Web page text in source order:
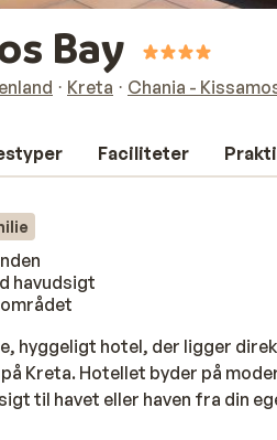
Bay
Kreta Chania -
Faciliteter
havudsigt
hyggeligt hotel, der ligger
Kreta. Hotellet byder på
til havet eller haven fra din
de to swimmingpools, et